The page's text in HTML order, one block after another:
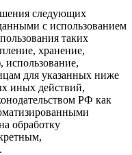
следующих
с использованием
таких
хранение,
использование,
для указанных ниже
иных действий,
РФ как
обработку